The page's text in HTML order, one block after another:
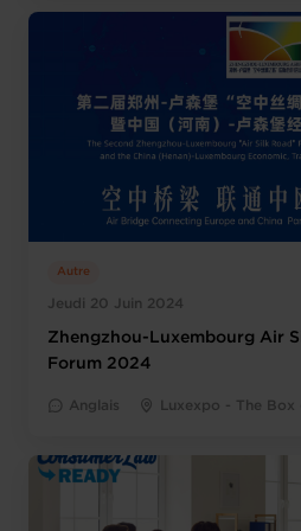
Jeudi 20 Juin 2024
Autre
Zhengzhou-Luxembourg Air
Forum 2024
Anglais Luxexpo - The